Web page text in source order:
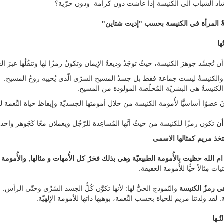
الشباب الى الكنيسة إذا عاشت دون كرامة ودون حرّية؟
المرأة في الكنيسة بحسب "إديت شتاين"
أن تُجسِّد جوهرَ الكنيسة، حيثُ توجَدُ وديعةُ الإيمان وتكونُ رمزًا لها وتنقُلُها عبرَ
والكنيسةُ ليست جماعة فقط بل جسدُ المسيح السرّي الّذي يُحييه روحُ المسيح.
الكنيسةُ هي البشريّة المُخلّصة المولودة من المسيح.
عضوًا أساسيًّا لأُمومة الكنيسة من خلال أمومتها الجسديّة وإيقاظ حياة النِّعمة
أنتكون رمزًا للكنيسة من حيثُ أنَّها المُساعِدة للرّجُل ويعملان معًا كَجَوهر
الله حظيت بالأُمومة الطبيعيّة وهي بذلك فخرٌ كل الأُمهات و مثالها, والأُمومة
مِثالاً حيًّا للأُمومة العفيفة.
رمزُ الكنيسة والنّموذج الحيُّ لها: لأنها تكوَّن كُلُّ الجسد السّرِّي وحتّى
لقد ولدتنا مريم للحياة بحسب النِّعمة، بوهبها ذاتها للأمومة الإلهيّة.